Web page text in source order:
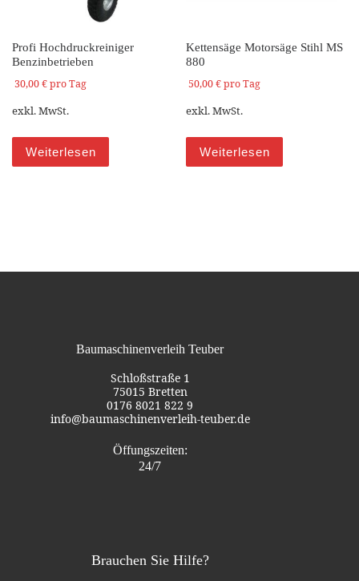
Profi Hochdruckreiniger
Benzinbetrieben
30,00€pro Tag
exkl. MwSt.
Weiterlesen
Kettensäge Motorsäge Stihl MS
880
50,00€pro Tag
exkl. MwSt.
Weiterlesen
Baumaschinenverleih Teuber
Schloßstraße 1
75015 Bretten
0176 8021 822 9
info@baumaschinenverleih-teuber.de
Öffungszeiten:
24/7
Brauchen Sie Hilfe?